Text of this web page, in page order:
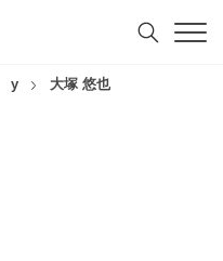
y 大塚 悠也